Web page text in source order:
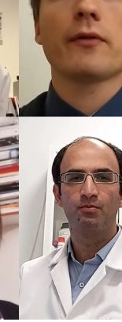
nella settima